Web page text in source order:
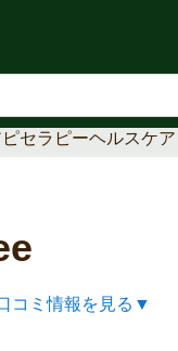
(3Dセキュア2.0)導
ピセラピーヘルスケア
コミ情報を見る▼